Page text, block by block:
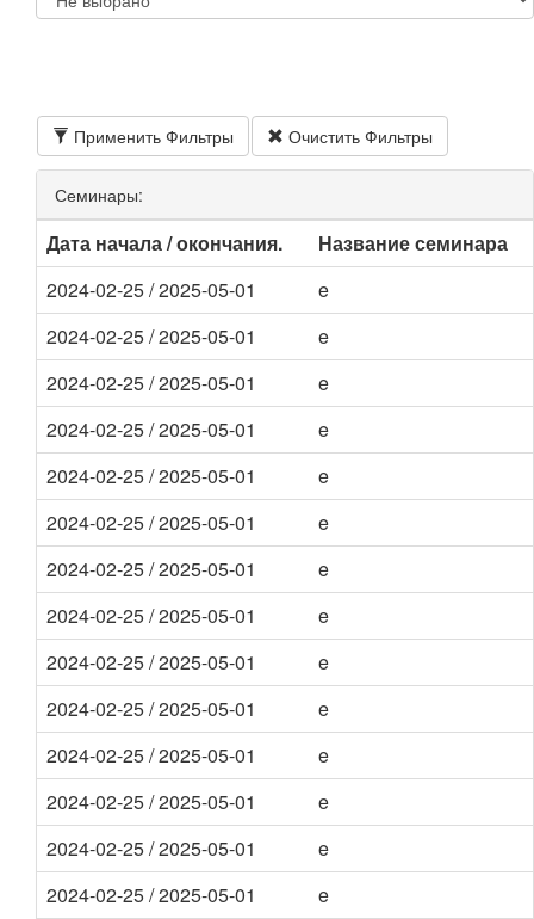
Применить Фильтры Очистить Фильтры
Семинары:
Дата начала / окончания.
Название семинара
2024-02-25 / 2025-05-01
e
2024-02-25 / 2025-05-01
e
2024-02-25 / 2025-05-01
e
2024-02-25 / 2025-05-01
e
2024-02-25 / 2025-05-01
e
2024-02-25 / 2025-05-01
e
2024-02-25 / 2025-05-01
e
2024-02-25 / 2025-05-01
e
2024-02-25 / 2025-05-01
e
2024-02-25 / 2025-05-01
e
2024-02-25 / 2025-05-01
e
2024-02-25 / 2025-05-01
e
2024-02-25 / 2025-05-01
e
2024-02-25 / 2025-05-01
e